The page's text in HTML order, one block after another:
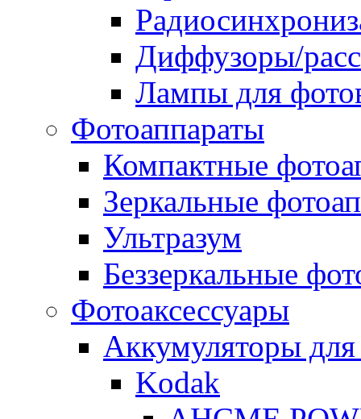
Диффузоры/
Лампы для
Фотоаппараты
Компактные
Зеркальные
Ультразум
Беззеркальные
Фотоаксессуары
Аккумуляторы для
Kodak